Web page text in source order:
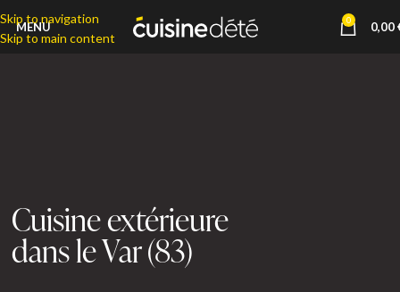
Skip to navigation
Skip to main content
MENU 0 0,00
Cuisine extérieure
dans le Var (83)